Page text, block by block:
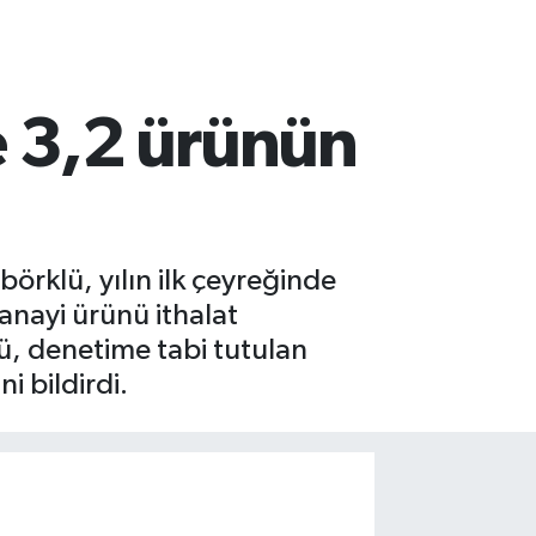
3,2 ürünün
yılın ilk çeyreğinde
ürünü ithalat
denetime tabi tutulan
bildirdi.